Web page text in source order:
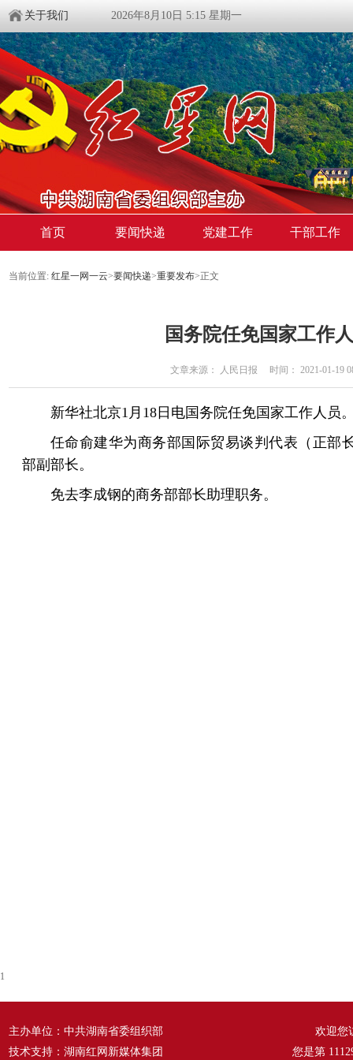
关于我们 2026年8月10日 5:15 星期一
首页 要闻快递 党建工作 干部工作
当前位置: 红星一网一云>要闻快递>重要发布>正文
国务院任免国家工作
文章来源： 人民日报 时间： 2021-01-19
新华社北京1月18日电国务院任免国家工作人员
任命俞建华为商务部国际贸易谈判代表（正部
部副部长。
免去李成钢的商务部部长助理职务。
1
主办单位：中共湖南省委组织部
技术支持：湖南红网新媒体集团
欢迎您
您是第